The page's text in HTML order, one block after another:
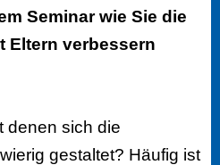
Seminar wie Sie die
Eltern verbessern
denen sich die
gestaltet? Häufig ist